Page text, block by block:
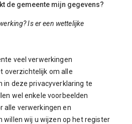
de gemeente mijn gegevens?
Is er een wettelijke
veel verwerkingen
overzichtelijk om alle
in deze privacyverklaring te
wel enkele voorbeelden
alle verwerkingen en
willen wij u wijzen op het register